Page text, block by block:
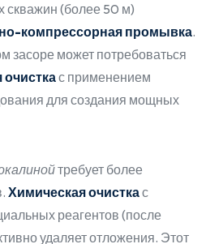
скважин (более 50 м)
компрессорная промывка.
засоре может потребоваться
с применением
для создания мощных
требует более
Химическая очисткас
реагентов (после
удаляет отложения. Этот